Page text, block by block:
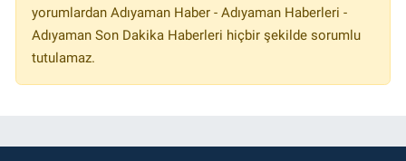
yorumlardan Adıyaman Haber - Adıyaman Haberleri -
Adıyaman Son Dakika Haberleri hiçbir şekilde sorumlu
tutulamaz.